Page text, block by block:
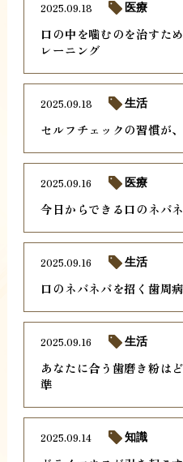
口の中を噛むのを治すた
レーニング
2025.09.18 医療
セルフチェックの習慣が
2025.09.18 生活
今日からできる口のネバ
2025.09.16 医療
口のネバネバを招く歯周
2025.09.16 生活
あなたに合う歯磨き粉は
準
2025.09.16 生活
2025.09.14 知識